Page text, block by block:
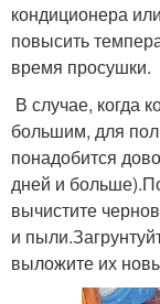
кондиционера
повысить
время просушки.
В случае, когда
большим, для
понадобится
дней и
вычистите
и
выложите их